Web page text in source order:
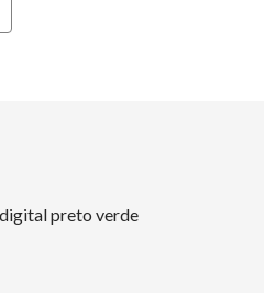
preto verde